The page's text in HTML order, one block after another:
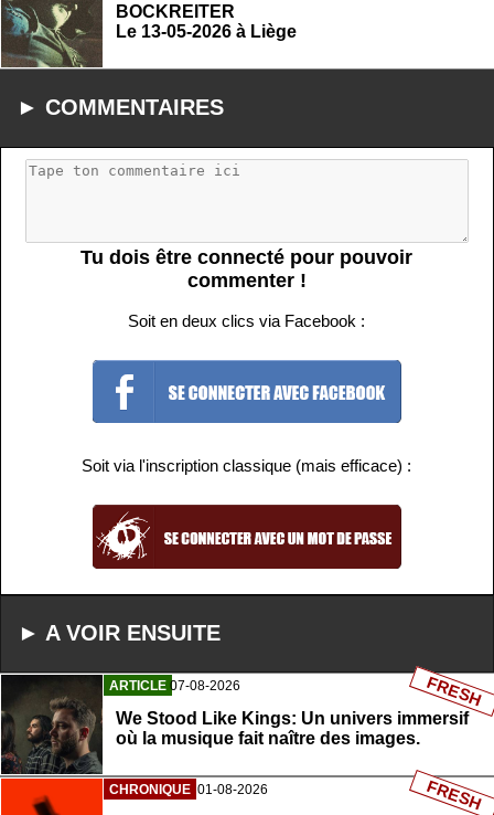
BOCKREITER
Le 13-05-2026 à Liège
► COMMENTAIRES
Tu dois être connecté pour pouvoir
commenter !
Soit en deux clics via Facebook :
Soit via l'inscription classique (mais efficace) :
► A VOIR ENSUITE
ARTICLE 07-08-2026
We Stood Like Kings: Un univers immersif
où la musique fait naître des images.
FRESH
CHRONIQUE 01-08-2026 FRESH